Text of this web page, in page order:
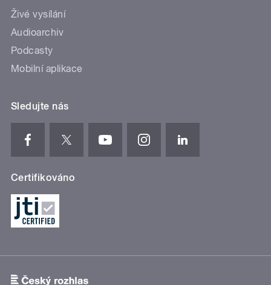
Živé vysílání
Audioarchiv
Podcasty
Mobilní aplikace
Sledujte nás
Certifikováno